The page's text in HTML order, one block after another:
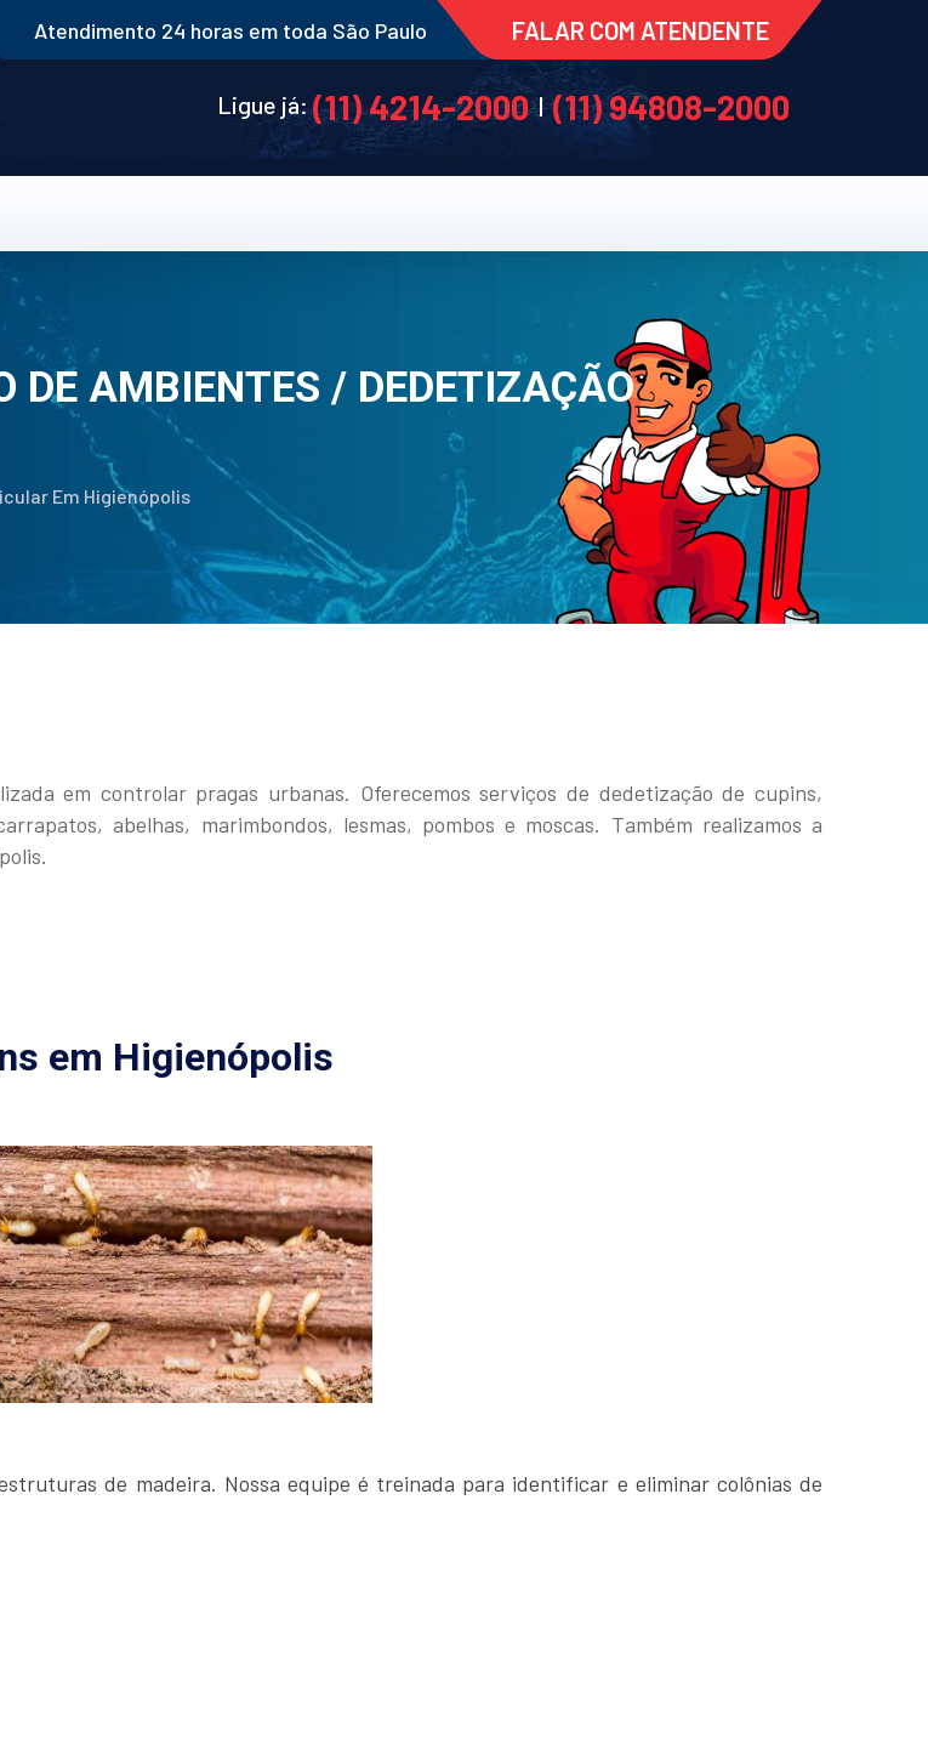
Atendimento 24 horas em toda São Paulo FALAR COM ATENDENTE
Ligue já: (11) 4214-2000|(11) 94808-2000
DE AMBIENTES / DEDETIZAÇÃO
Em Higienópolis
em controlar pragas urbanas. Oferecemos serviços de dedetização de cupins,
abelhas, marimbondos, lesmas, pombos e moscas. Também realizamos a
em Higienópolis
de madeira. Nossa equipe é treinada para identificar e eliminar colônias de